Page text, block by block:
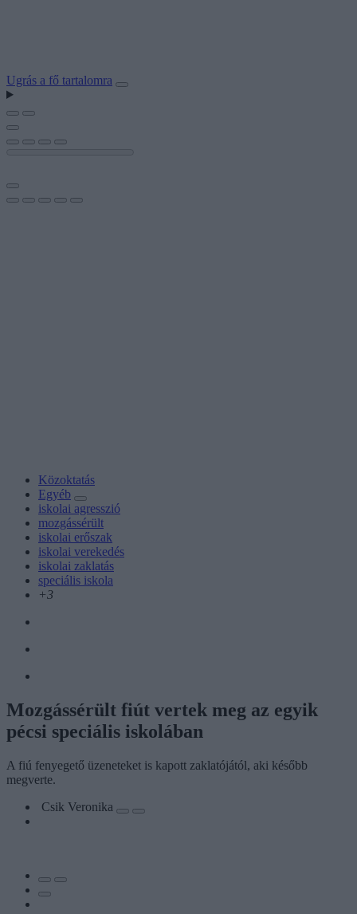
Ugrás a fő tartalomra
Közoktatás
Egyéb
iskolai agresszió
mozgássérült
iskolai erőszak
iskolai verekedés
iskolai zaklatás
speciális iskola
+3
Mozgássérült fiút vertek meg az egyik
pécsi speciális iskolában
A fiú fenyegető üzeneteket is kapott zaklatójától, aki később
megverte.
Csik Veronika